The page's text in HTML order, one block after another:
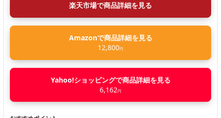
楽天市場で商品詳細を見る
Amazonで商品詳細を見る
12,800円
Yahoo!ショッピングで商品詳細を見る
6,162円